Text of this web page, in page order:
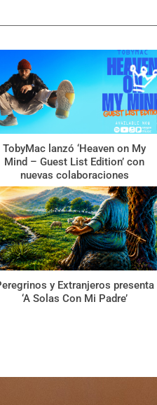
TobyMac lanzó ‘Heaven on My
Mind – Guest List Edition’ con
nuevas colaboraciones
y Extranjeros presenta
‘A Solas Con Mi Padre’